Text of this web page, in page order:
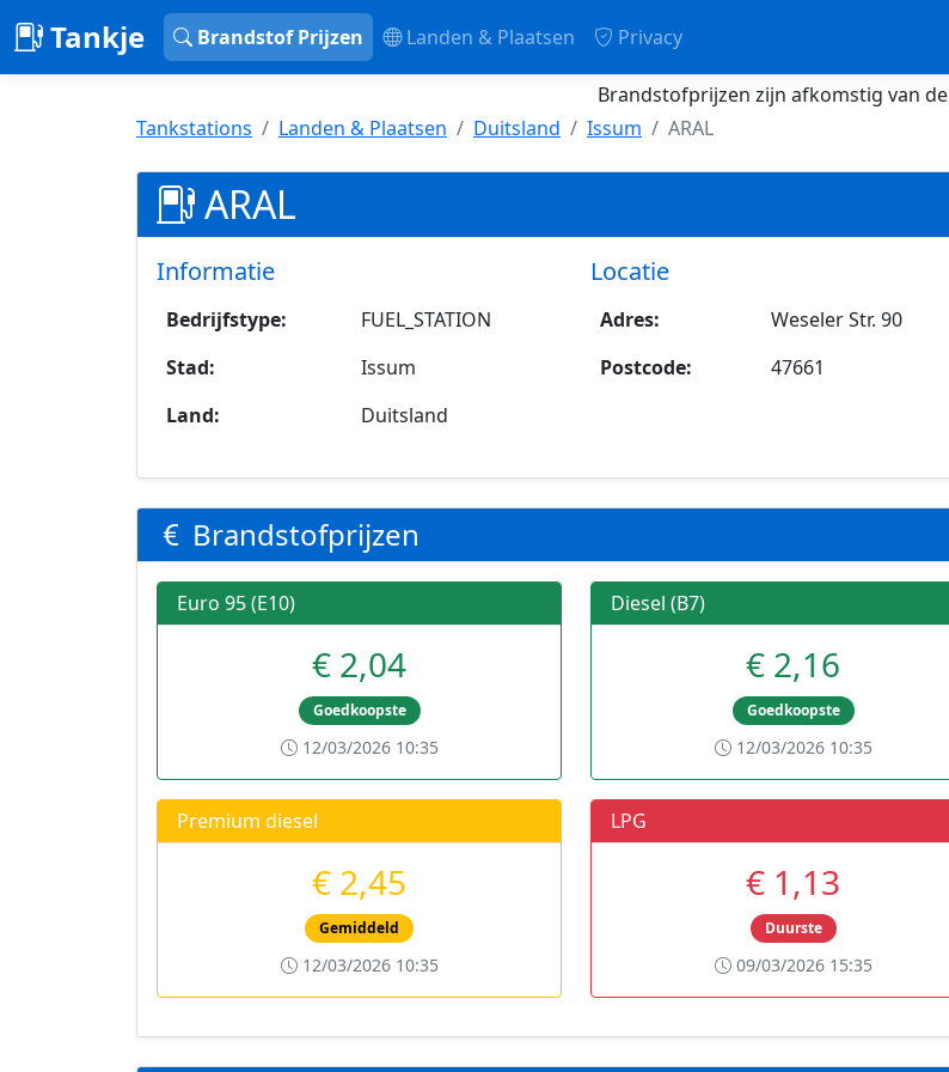
Tankje Brandstof Prijzen Landen & Plaatsen Privacy
Brandstofprijzen zijn afkomstig van de
Tankstations
Landen & Plaatsen Duitsland Issum ARAL
ARAL
Informatie
Bedrijfstype:
FUEL_STATION
Stad:
Issum
Land:
Duitsland
Locatie
Adres:
Weseler Str. 90
Postcode:
47661
Brandstofprijzen
Euro 95 (E10)
€ 2,04
Goedkoopste
12/03/2026 10:35
Diesel (B7)
€ 2,16
Goedkoopste
12/03/2026 10:35
Premium diesel
€ 2,45
Gemiddeld
12/03/2026 10:35
LPG
€ 1,13
Duurste
09/03/2026 15:35